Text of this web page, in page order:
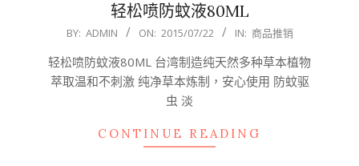
轻松喷防蚊液80ML
2015-
22
BY: ADMIN ON: 2015/07/22 IN: 商品推销
轻松喷防蚊液80ML 台湾制造纯天然多种草本植物
萃取温和不刺激 纯净草本炼制，安心使用 防蚊驱
虫 淡
CONTINUE READING